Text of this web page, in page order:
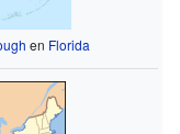
en Florida